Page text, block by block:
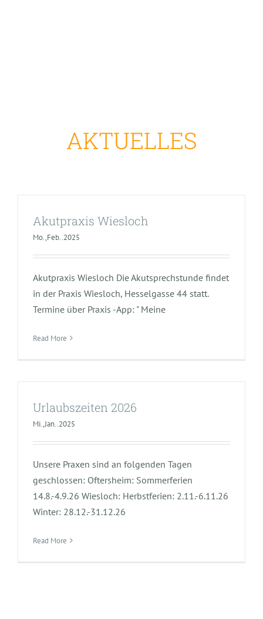
AKTUELLES
Akutpraxis Wiesloch
Mo.,Feb..2025
Akutpraxis Wiesloch Die Akutsprechstunde findet
in der Praxis Wiesloch, Hesselgasse 44 statt.
Termine über Praxis -App: " Meine
Read More
Urlaubszeiten 2026
Mi.,Jan..2025
Unsere Praxen sind an folgenden Tagen
geschlossen: Oftersheim: Sommerferien
14.8.-4.9.26 Wiesloch: Herbstferien: 2.11.-6.11.26
Winter: 28.12.-31.12.26
Read More